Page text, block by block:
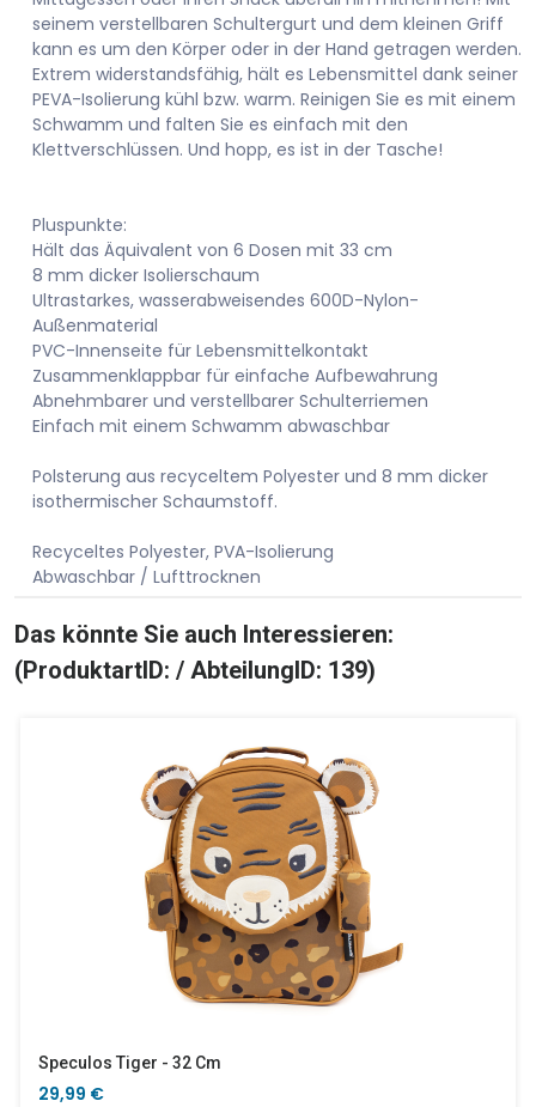
seinem verstellbaren Schultergurt und dem kleinen Griff
kann es um den Körper oder in der Hand getragen werden.
Extrem widerstandsfähig, hält es Lebensmittel dank seiner
PEVA-Isolierung kühl bzw. warm. Reinigen Sie es mit einem
Schwamm und falten Sie es einfach mit den
Klettverschlüssen. Und hopp, es ist in der Tasche!
Pluspunkte:
Hält das Äquivalent von 6 Dosen mit 33 cm
8 mm dicker Isolierschaum
Ultrastarkes, wasserabweisendes 600D-Nylon-
Außenmaterial
PVC-Innenseite für Lebensmittelkontakt
Zusammenklappbar für einfache Aufbewahrung
Abnehmbarer und verstellbarer Schulterriemen
Einfach mit einem Schwamm abwaschbar
Polsterung aus recyceltem Polyester und 8 mm dicker
isothermischer Schaumstoff.
Recyceltes Polyester, PVA-Isolierung
Abwaschbar / Lufttrocknen
Das könnte Sie auch Interessieren:
(ProduktartID: / AbteilungID: 139)
Speculos Tiger - 32 Cm
29,99 €